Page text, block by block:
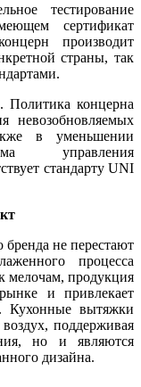
тестирование
сертификат
производит
страны, так
Политика концерна
невозобновляемых
в уменьшении
управления
стандарту UNI
бренда не перестают
процесса
мелочам, продукция
и привлекает
Кухонные вытяжки
поддерживая
но и являются
дизайна.